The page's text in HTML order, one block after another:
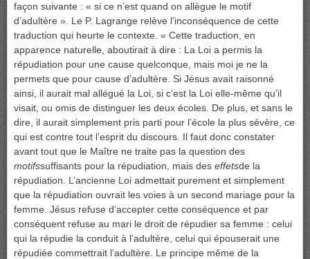
façon suivante : « si ce n’est quand on allègue le motif
d’adultère ». Le P. Lagrange relève l’inconséquence de cette
traduction qui heurte le contexte. « Cette traduction, en
apparence naturelle, aboutirait à dire : La Loi a permis la
répudiation pour une cause quelconque, mais moi je ne la
permets que pour cause d’adultère. Si Jésus avait raisonné
ainsi, il aurait mal allégué la Loi, si c’est la Loi elle-même qu’il
visait, ou omis de distinguer les deux écoles. De plus, et sans le
dire, il aurait simplement pris parti pour l’école la plus sévère, ce
qui est contre tout l’esprit du discours. Il faut donc constater
avant tout que le Maître ne traite pas la question des
motifssuffisants pour la répudiation, mais des effetsde la
répudiation. L’ancienne Loi admettait purement et simplement
que la répudiation ouvrait les voies à un second mariage pour la
femme. Jésus refuse d’accepter cette conséquence et par
conséquent refuse au mari le droit de répudier sa femme : celui
qui la répudie la conduit à l’adultère, celui qui épouserait une
répudiée commettrait l’adultère. Le principe même de la